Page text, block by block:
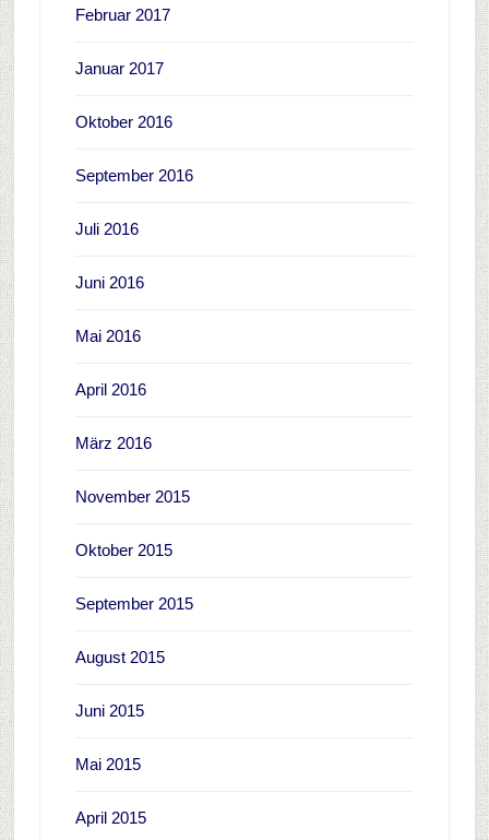
Februar 2017
Januar 2017
Oktober 2016
September 2016
Juli 2016
Juni 2016
Mai 2016
April 2016
März 2016
November 2015
Oktober 2015
September 2015
August 2015
Juni 2015
Mai 2015
April 2015